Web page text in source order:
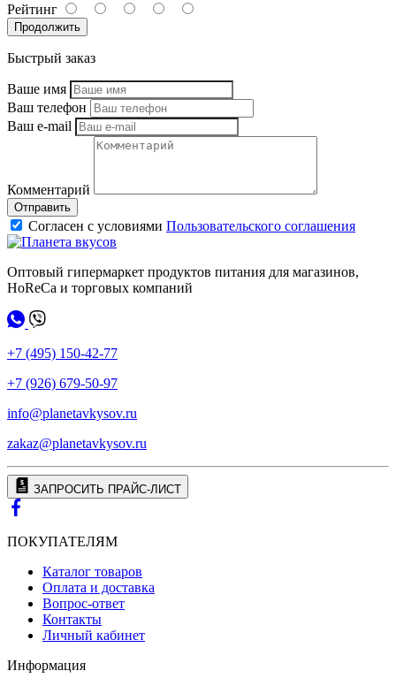
Рейтинг
Продолжить
Быстрый заказ
Ваше имя
Ваш телефон
Ваш e-mail
Комментарий
Отправить
Согласен с условиями Пользовательского соглашения
Оптовый гипермаркет продуктов питания для магазинов,
HoReCa и торговых компаний
+7 (495) 150-42-77
+7 (926) 679-50-97
info@planetavkysov.ru
zakaz@planetavkysov.ru
ЗАПРОСИТЬ ПРАЙС-ЛИСТ
ПОКУПАТЕЛЯМ
Каталог товаров
Оплата и доставка
Вопрос-ответ
Контакты
Личный кабинет
Информация